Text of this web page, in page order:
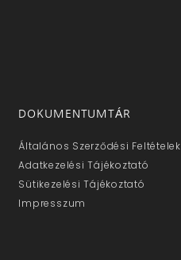
DOKUMENTUMTÁR
Általános Szerződési Feltételek
Adatkezelési Tájékoztató
Sütikezelési Tájékoztató
Impresszum